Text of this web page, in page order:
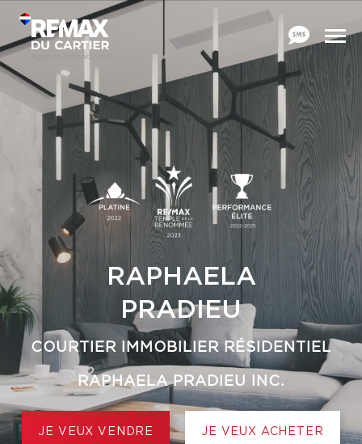
RAPHAELA
PRADIEU
COURTIER IMMOBILIER RÉSIDENTIEL
RAPHAELA PRADIEU INC.
JE VEUX VENDRE JE VEUX ACHETER